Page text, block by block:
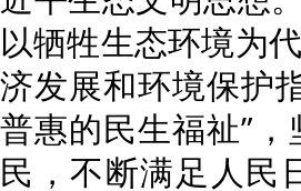
以牺牲生态环境为
济发展和环境保护
普惠的民生福祉”
民，不断满足人民